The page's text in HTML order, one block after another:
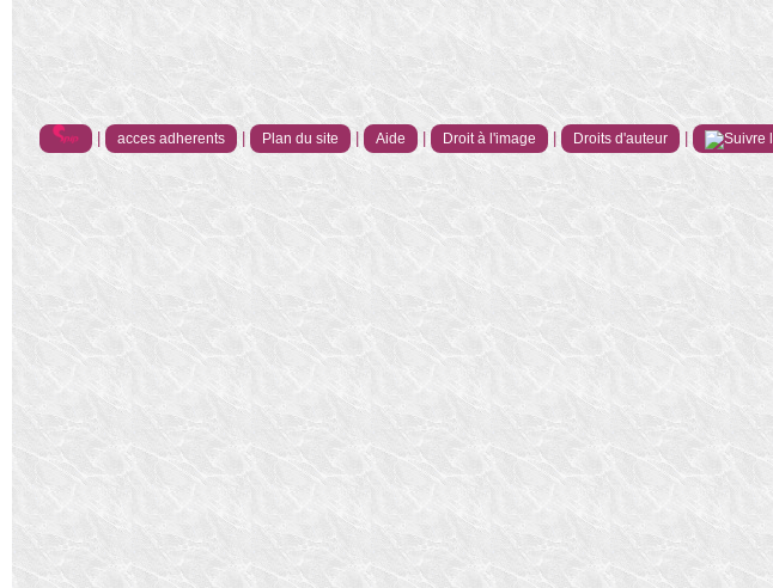
| acces adherents | Plan du site | Aide | Droit à l'image | Droits d'auteur |